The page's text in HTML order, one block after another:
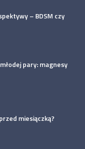
– BDSM czy
pary: magnesy
miesiączką?